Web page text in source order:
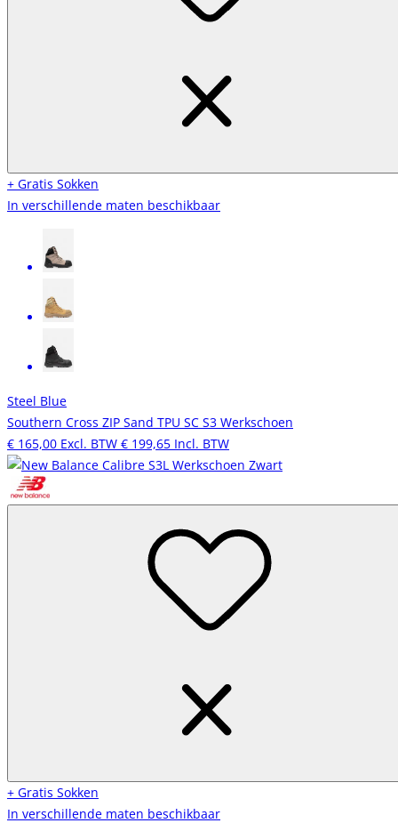
+ Gratis Sokken
In verschillende maten beschikbaar
Steel Blue
Southern Cross ZIP Sand TPU SC S3 Werkschoen
€ 165,00 Excl. BTW € 199,65 Incl. BTW
+ Gratis Sokken
In verschillende maten beschikbaar